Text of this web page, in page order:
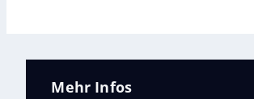
Mehr Infos